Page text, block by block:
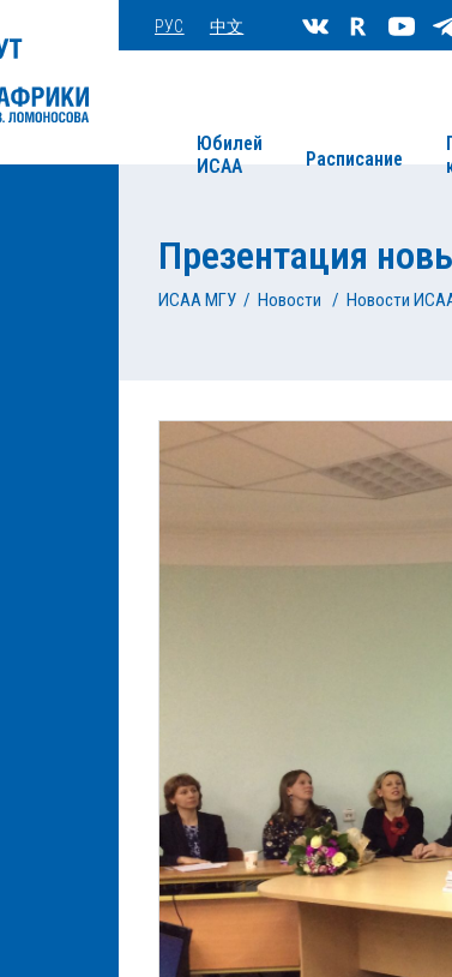
РУС 中文
Юбилей
ИСАА
Расписание
Презентация
ИСАА МГУ / Новости / Новости